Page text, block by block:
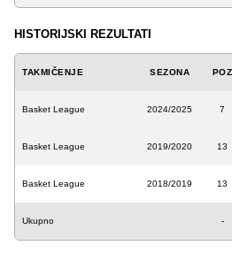
HISTORIJSKI REZULTATI
TAKMIČENJE SEZONA POZ
Basket League 2024/2025 7
Basket League 2019/2020 13
Basket League 2018/2019 13
Ukupno -